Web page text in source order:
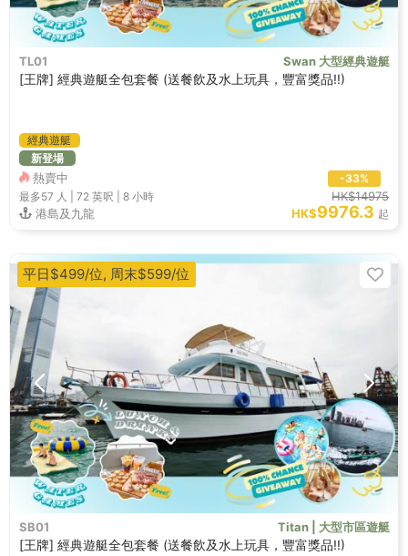
TL01 Swan 大型經典遊艇
[王牌] 經典遊艇全包套餐 (送餐飲及水上玩具，豐富獎品!!)
經典遊艇
新登場
熱賣中
最多57 人 | 72 英呎 8 小時
港島及九龍
-33%
HK$14975
HK$9976.3 起
SB01 Titan | 大型市區遊艇
[王牌] 經典遊艇全包套餐 (送餐飲及水上玩具，豐富獎品!!)
平日$499/位, 周末$599/位